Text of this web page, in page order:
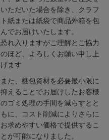
いただいた場合を除き、クラフ
ト紙または紙袋で商品外箱を包
んでお届けいたします。
恐れ入りますがご理解とご協力
のほど、よろしくお願い申し上
げます
また、梱包資材を必要最小限に
抑えることでお届けしたお客様
のゴミ処理の手間を減らすとと
もに、コスト削減によりさらに
お求めやすい価格で提供するこ
とが可能になりました。